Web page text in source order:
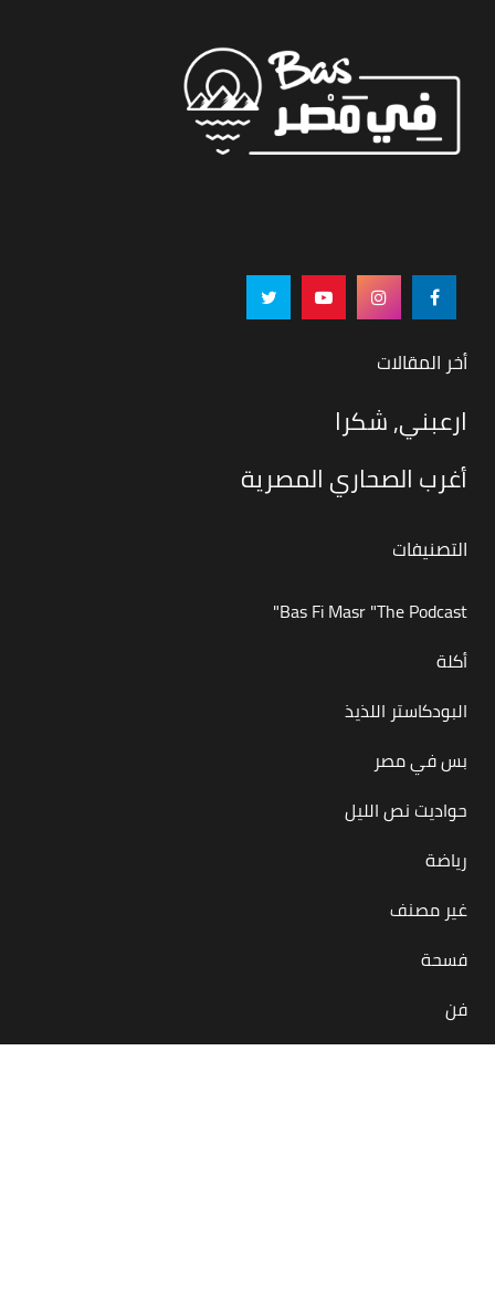
أخر المقالات
ارعبني, شكرا
أغرب الصحاري المصرية
التصنيفات
Bas Fi Masr "The Podcast"
أكلة
البودكاستر اللذيذ
بس في مصر
حواديت نص الليل
رياضة
غير مصنف
فسحة
فن